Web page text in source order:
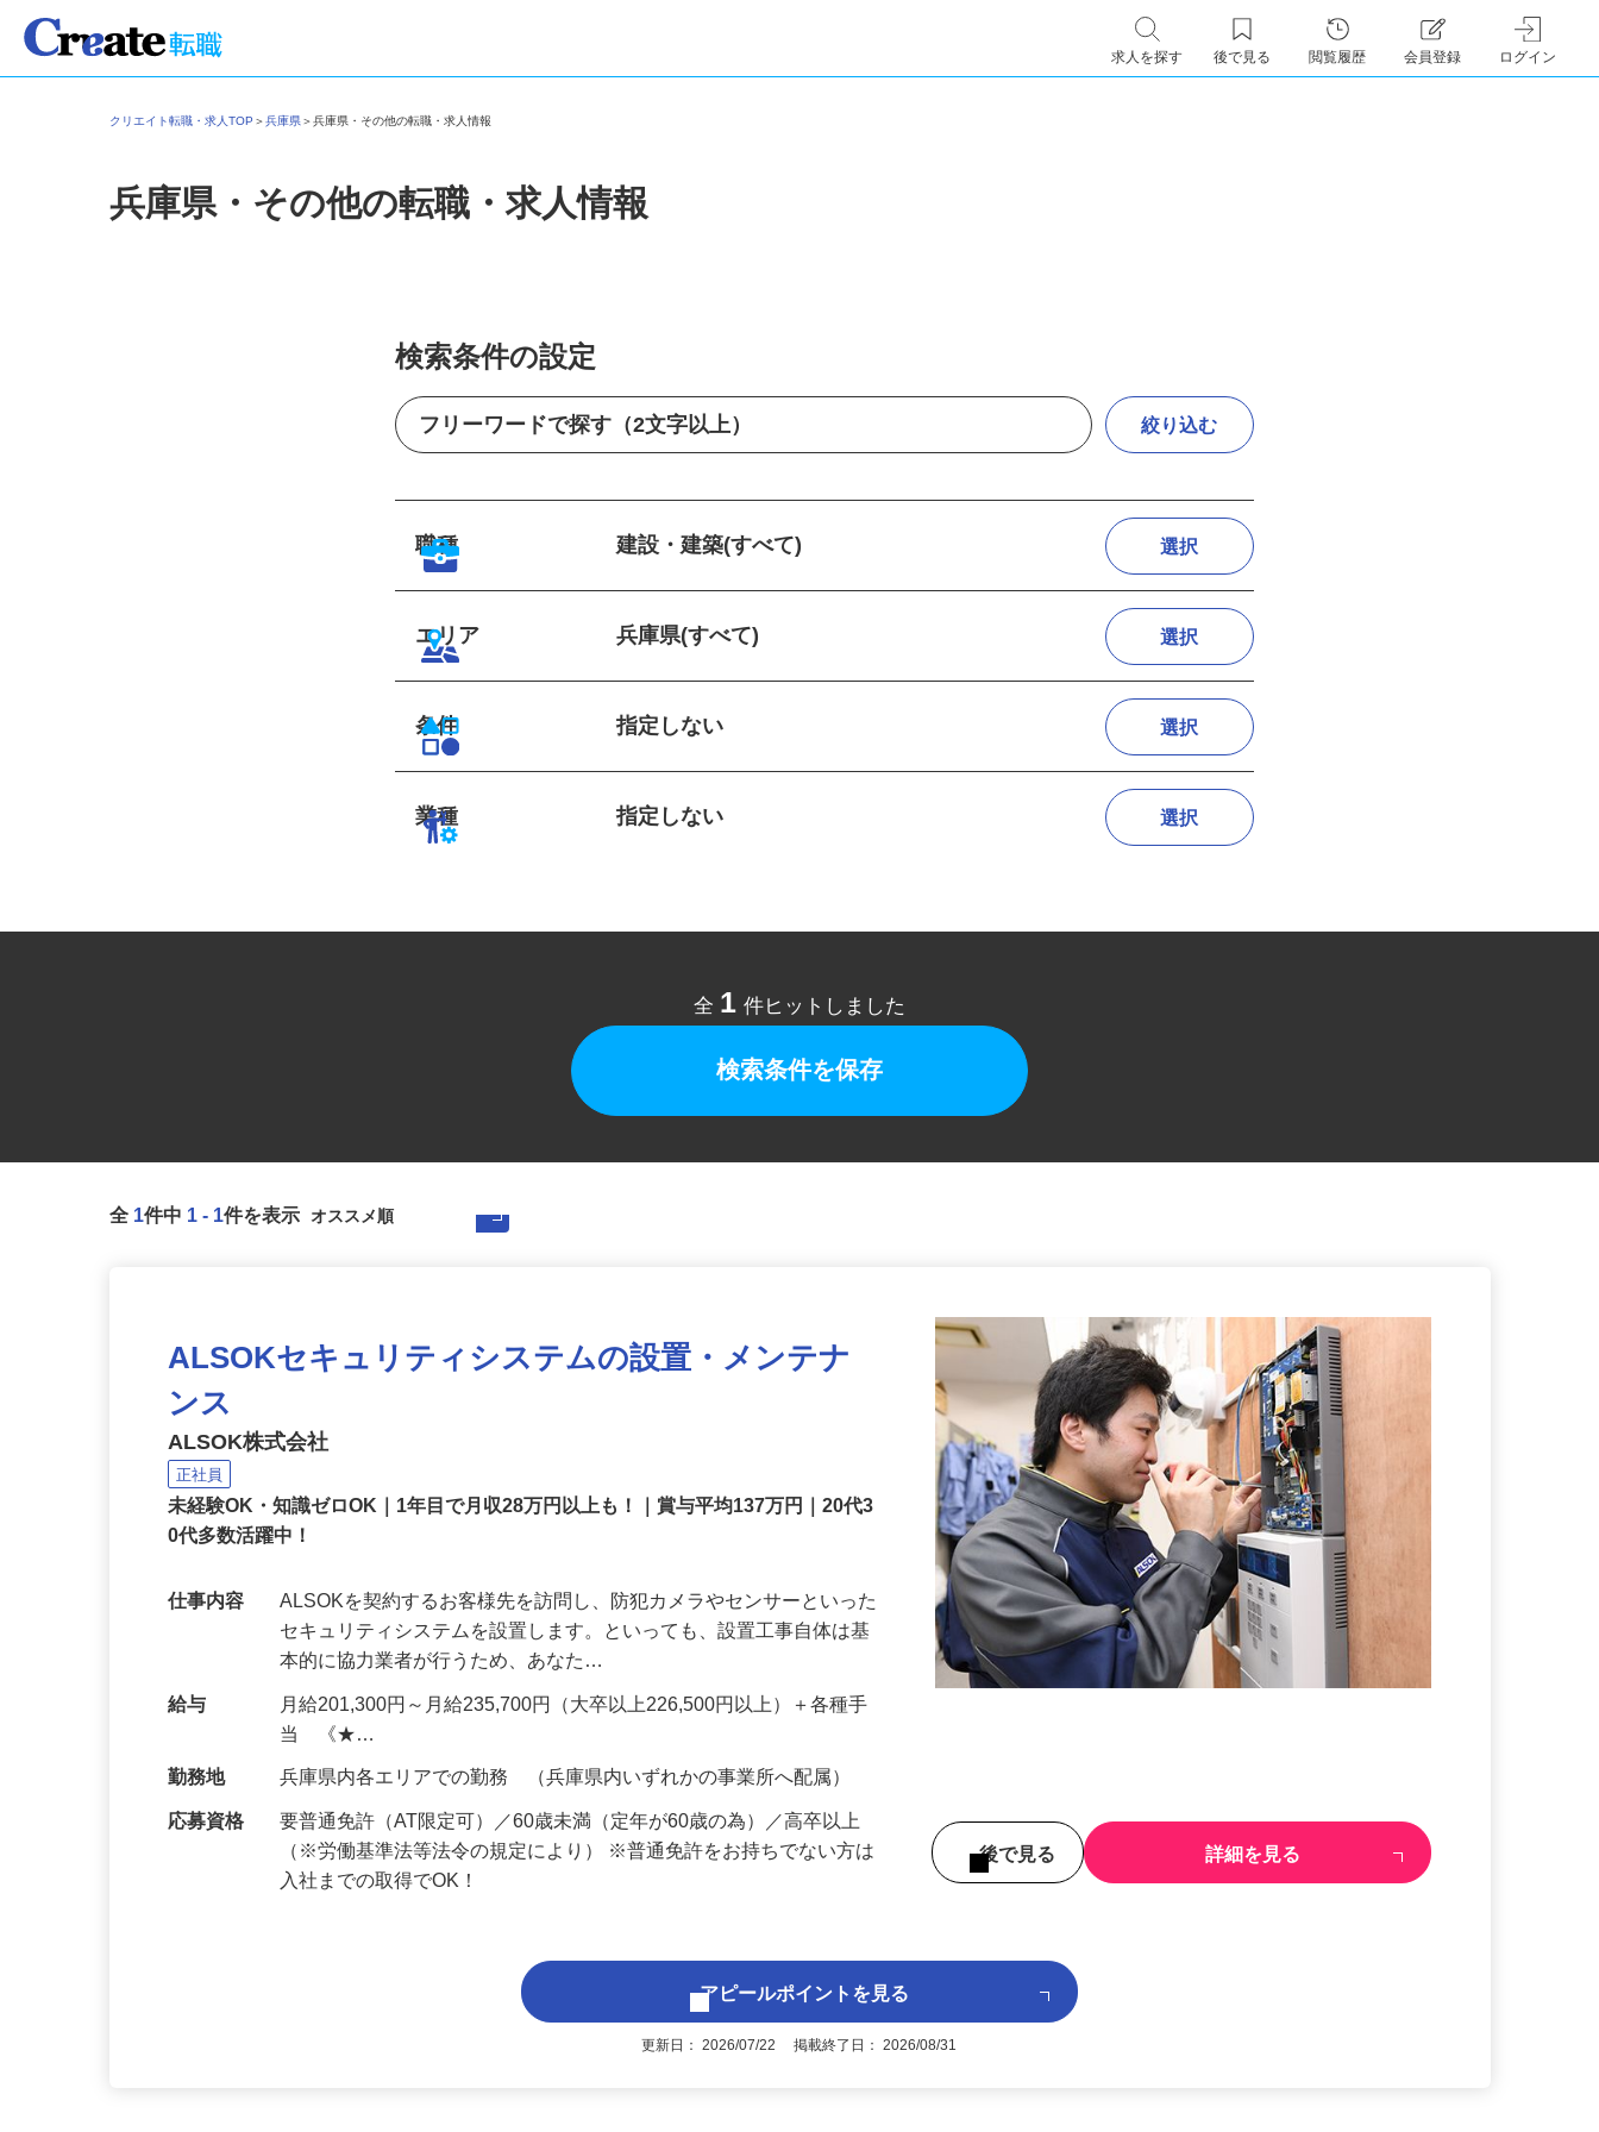
求人を探す 後で見る 閲覧履歴 会員登録 ログイン
クリエイト転職・求人TOP＞兵庫県＞兵庫県・その他の転職・求人情報
兵庫県・その他の転職・求人情報
検索条件の設定
絞り込む
職種 建設・建築(すべて) 選択
エリア 兵庫県(すべて) 選択
条件 指定しない 選択
業種 指定しない 選択
全1件ヒットしました
検索条件を保存
ALSOKセキュリティシステムの設置・メンテナ
ンス
ALSOK株式会社
正社員
未経験OK・知識ゼロOK｜1年目で月収28万円以上も！｜賞与平均137万円｜20代3
ALSOKを契約するお客様先を訪問し、防犯カメラやセンサーといった
セキュリティシステムを設置します。といっても、設置工事自体は基
月給201,300円～月給235,700円（大卒以上226,500円以上）＋各種手
当 《★…
勤務地 兵庫県内各エリアでの勤務 （兵庫県内いずれかの事業所へ配属）
要普通免許（AT限定可）／60歳未満（定年が60歳の為）／高卒以上
（※労働基準法等法令の規定により） ※普通免許をお持ちでない方は 後で見る 詳細を見る
アピールポイントを見る